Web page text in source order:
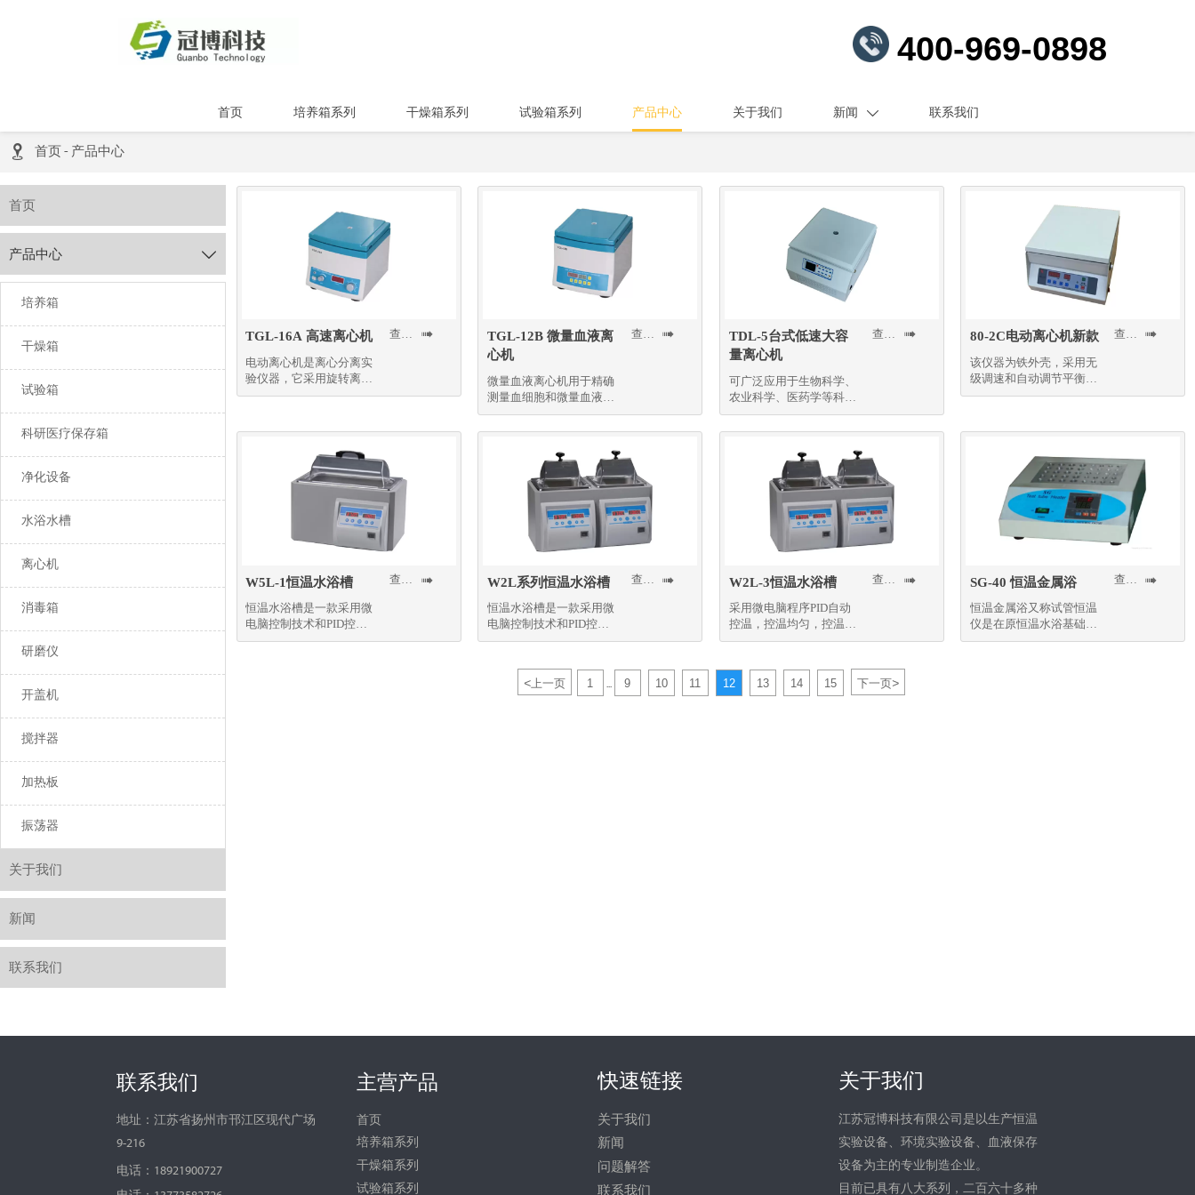
400-969-0898
首页 培养箱系列 干燥箱系列 试验箱系列 产品中心 关于我们 新闻  联系我们
 首页 - 产品中心
首页
产品中心 
培养箱
干燥箱
试验箱
科研医疗保存箱
净化设备
水浴水槽
离心机
消毒箱
研磨仪
开盖机
搅拌器
加热板
振荡器
关于我们
新闻
联系我们
TGL-16A 高速离心机
电动离心机是离心分离实
验仪器，它采用旋转离心
力使溶液中物质分层分离

TGL-12B 微量血液离
心机
微量血液离心机用于精确
测量血细胞和微量血液和
溶液的沉淀和分离

TDL-5台式低速大容
量离心机
可广泛应用于生物科学、
农业科学、医药学等科研
单位。
 80-2C电动离心机新款
该仪器为铁外壳，采用无
级调速和自动调节平衡装
置

W5L-1恒温水浴槽
恒温水浴槽是一款采用微
电脑控制技术和PID控制
方式结合而成的高精密温
查看更多  W2L系列恒温水浴槽
恒温水浴槽是一款采用微
电脑控制技术和PID控制
方式结合而成的高精密温
查看更多  W2L-3恒温水浴槽
采用微电脑程序PID自动
控温，控温均匀，控温精
度高
查看更多  SG-40 恒温金属浴
恒温金属浴又称试管恒温
仪是在原恒温水浴基础上
新研制的新一代试管恒温
查看更多 
<上一页 1 9 10 11 12 13 14 15 下一页>
联系我们
地址：江苏省扬州市邗江区现代广场
9-216
电话：18921900727
主营产品
首页
培养箱系列
干燥箱系列
试验箱系列
快速链接
关于我们
新闻
问题解答
联系我们
关于我们
江苏冠博科技有限公司是以生产恒温
实验设备、环境实验设备、血液保存
设备为主的专业制造企业。
目前已具有八大系列，二百六十多种